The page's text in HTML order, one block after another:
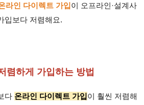
라인 다이렉트 가입이 오프라인·설계사
입보다 저렴해요.
렴하게 가입하는 방법
다 온라인 다이렉트 가입이 훨씬 저렴해